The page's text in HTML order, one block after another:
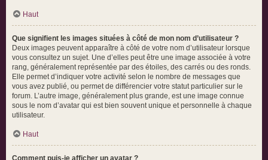
Haut
Que signifient les images situées à côté de mon nom d’utilisateur ?
Deux images peuvent apparaître à côté de votre nom d’utilisateur lorsque
vous consultez un sujet. Une d’elles peut être une image associée à votre
rang, généralement représentée par des étoiles, des carrés ou des ronds.
Elle permet d’indiquer votre activité selon le nombre de messages que
vous avez publié, ou permet de différencier votre statut particulier sur le
forum. L’autre image, généralement plus grande, est une image connue
sous le nom d’avatar qui est bien souvent unique et personnelle à chaque
utilisateur.
Haut
Comment puis-je afficher un avatar ?